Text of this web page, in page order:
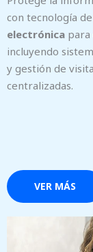
con tecnología
electrónica para
incluyendo
y gestión de
centralizadas.
VER MÁS